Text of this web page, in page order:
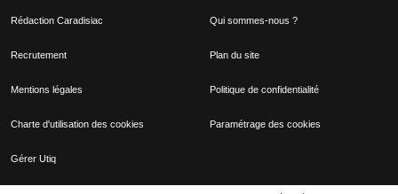
Rédaction Caradisiac Qui sommes-nous ?
Recrutement Plan du site
Mentions légales Politique de confidentialité
Charte d'utilisation des cookies Paramétrage des cookies
Gérer Utiq